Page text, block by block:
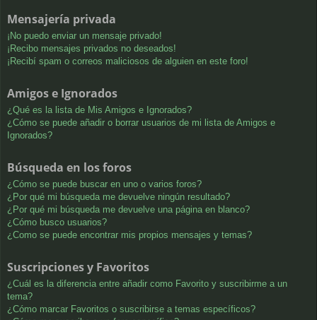
Mensajería privada
¡No puedo enviar un mensaje privado!
¡Recibo mensajes privados no deseados!
¡Recibí spam o correos maliciosos de alguien en este foro!
Amigos e Ignorados
¿Qué es la lista de Mis Amigos e Ignorados?
¿Cómo se puede añadir o borrar usuarios de mi lista de Amigos e
Ignorados?
Búsqueda en los foros
¿Cómo se puede buscar en uno o varios foros?
¿Por qué mi búsqueda me devuelve ningún resultado?
¿Por qué mi búsqueda me devuelve una página en blanco?
¿Cómo busco usuarios?
¿Como se puede encontrar mis propios mensajes y temas?
Suscripciones y Favoritos
¿Cuál es la diferencia entre añadir como Favorito y suscribirme a un
tema?
¿Cómo marcar Favoritos o suscribirse a temas específicos?